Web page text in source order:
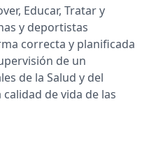
Educar, Tratar y
y deportistas
correcta y planificada
de un
de la Salud y del
de vida de las